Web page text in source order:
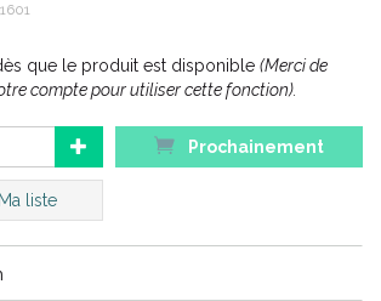
essentielles)
BRUYÈRE + CANNEBERGE
que le produit est disponible (Merci de
compte pour utiliser cette fonction).
Prochainement
liste